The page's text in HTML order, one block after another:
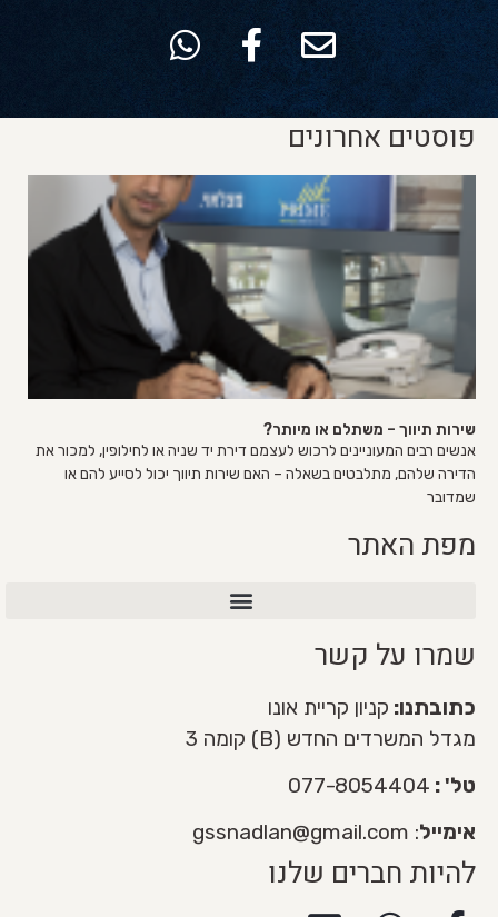
פוסטים אחרונים
שירות תיווך – משתלם או מיותר?
אנשים רבים המעוניינים לרכוש לעצמם דירת יד שניה או לחילופין, למכור את
הדירה שלהם, מתלבטים בשאלה – האם שירות תיווך יכול לסייע להם או
שמדובר
מפת האתר
שמרו על קשר
כתובתנו: קניון קריית אונו
מגדל המשרדים החדש (B) קומה 3
טל' : 077-8054404
אימייל:
gssnadlan@gmail.com
להיות חברים שלנו